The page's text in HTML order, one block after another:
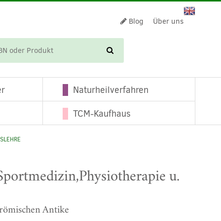
Blog Über uns
Naturheilverfahren
TCM-Kaufhaus
u.
Antike